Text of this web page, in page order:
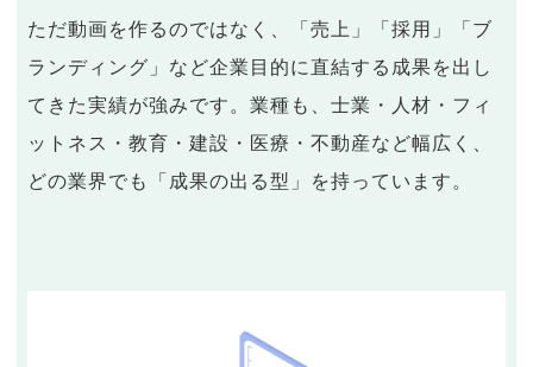
ただ動画を作るのではなく、「売上」「採用」「ブ
ランディング」など企業目的に直結する成果を出し
てきた実績が強みです。業種も、士業・人材・フィ
ットネス・教育・建設・医療・不動産など幅広く、
どの業界でも「成果の出る型」を持っています。